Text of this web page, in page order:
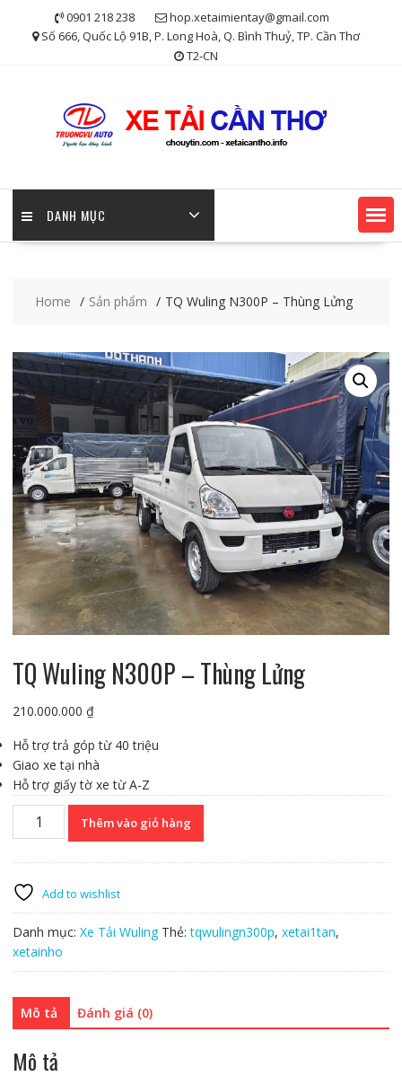
0901 218 238
hop.xetaimientay@gmail.com
Số 666, Quốc Lộ 91B, P. Long Hoà, Q. Bình Thuỷ, TP. Cần Thơ
T2-CN
DANH MỤC
Home Sản phẩm TQ Wuling N300P – Thùng Lửng
TQ Wuling N300P – Thùng Lửng
210.000.000 ₫
Hỗ trợ trả góp từ 40 triệu
Giao xe tại nhà
Hỗ trợ giấy tờ xe từ A-Z
Wuling
Thùng
Lửng
số
lượng
Thêm vào giỏ hàng
Add to wishlist
Danh mục: Xe Tải Wuling Thẻ:tqwulingn300p, xetai1tan,
xetainho
Mô tả Đánh giá (0)
Mô tả